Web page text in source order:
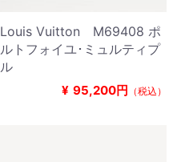
Louis Vuitton M69408 ポ
ルトフォイユ･ミュルティプ
ル
¥ 95,200円 （税込）